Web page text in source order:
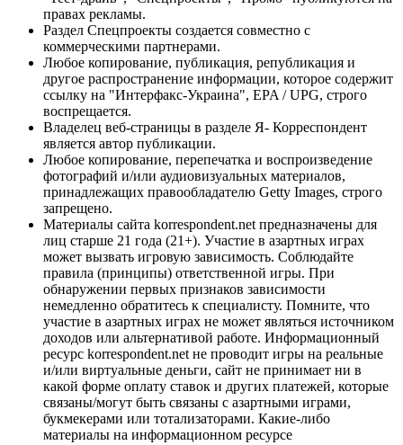
правах рекламы.
Раздел Спецпроекты создается совместно с
коммерческими партнерами.
Любое копирование, публикация, републикация и
другое распространение информации, которое содержит
ссылку на "Интерфакс-Украина", EPA / UPG, строго
воспрещается.
Владелец веб-страницы в разделе Я- Корреспондент
является автор публикации.
Любое копирование, перепечатка и воспроизведение
фотографий и/или аудиовизуальных материалов,
принадлежащих правообладателю Getty Images, строго
запрещено.
Материалы сайта korrespondent.net предназначены для
лиц старше 21 года (21+). Участие в азартных играх
может вызвать игровую зависимость. Соблюдайте
правила (принципы) ответственной игры. При
обнаружении первых признаков зависимости
немедленно обратитесь к специалисту. Помните, что
участие в азартных играх не может являться источником
доходов или альтернативой работе. Информационный
ресурс korrespondent.net не проводит игры на реальные
и/или виртуальные деньги, сайт не принимает ни в
какой форме оплату ставок и других платежей, которые
связаны/могут быть связаны с азартными играми,
букмекерами или тотализаторами. Какие-либо
материалы на информационном ресурсе